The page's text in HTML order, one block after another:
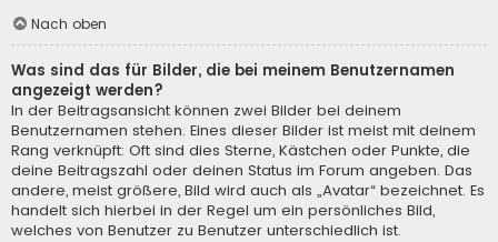
Nach oben
Was sind das für Bilder, die bei meinem Benutzernamen
angezeigt werden?
In der Beitragsansicht können zwei Bilder bei deinem
Benutzernamen stehen. Eines dieser Bilder ist meist mit deinem
Rang verknüpft: Oft sind dies Sterne, Kästchen oder Punkte, die
deine Beitragszahl oder deinen Status im Forum angeben. Das
andere, meist größere, Bild wird auch als „Avatar“ bezeichnet. Es
handelt sich hierbei in der Regel um ein persönliches Bild,
welches von Benutzer zu Benutzer unterschiedlich ist.